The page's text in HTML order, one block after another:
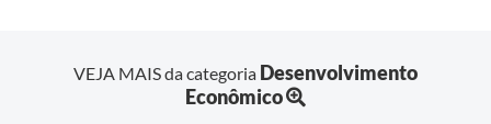
VEJA MAIS da categoria Desenvolvimento
Econômico